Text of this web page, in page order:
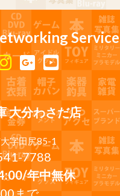
Service
大分わさだ店
字田尻85-1
7788
年中無休
まで